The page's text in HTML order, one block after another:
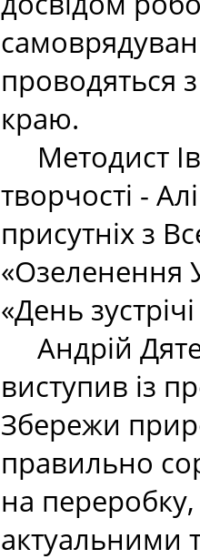
проводяться
краю.
Методист
творчості -
присутніх з
«Озеленення
«День
Андрій
виступив із
Збережи
правильно
на
актуальними